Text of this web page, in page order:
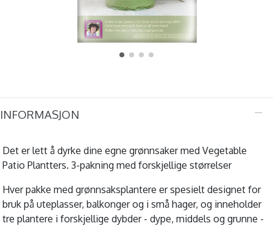
INFORMASJON
Det er lett å dyrke dine egne grønnsaker med Vegetable
Patio Plantters. 3-pakning med forskjellige størrelser
Hver pakke med grønnsaksplantere er spesielt designet for
bruk på uteplasser, balkonger og i små hager, og inneholder
tre plantere i forskjellige dybder - dype, middels og grunne -